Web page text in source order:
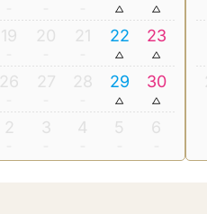
19 20 21 22 23
26 27 28 29 30
2 3 4 5 6